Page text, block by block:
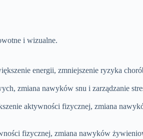
i wizualne.
energii, zmniejszenie ryzyka
zmiana nawyków snu i zarządzanie
aktywności fizycznej, zmiana
fizycznej, zmiana nawyków